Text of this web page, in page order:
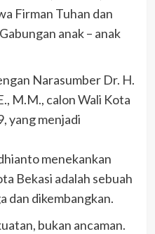
Firman Tuhan dan
anak – anak
Narasumber Dr. H.
M.M., calon Wali Kota
yang menjadi
menekankan
Bekasi adalah sebuah
dan dikembangkan.
bukan ancaman.